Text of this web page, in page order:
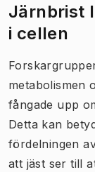
Järnbrist
i cellen
metabolismen
fångade upp
Detta kan
fördelningen
att jäst ser till